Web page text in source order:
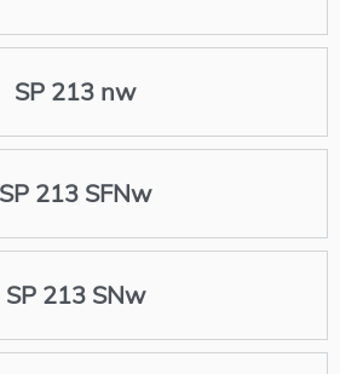
SP 213 nw
SP 213 SFNw
SP 213 SNw